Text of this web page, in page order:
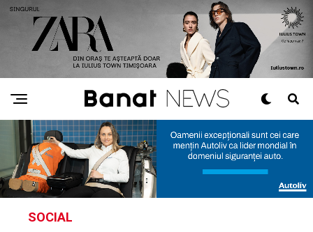
SOCIAL